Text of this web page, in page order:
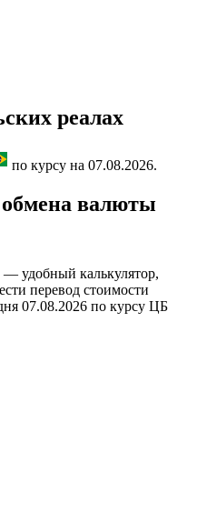
реалах
по курсу на 07.08.2026.
валюты
— удобный калькулятор,
перевод стоимости
07.08.2026 по курсу ЦБ